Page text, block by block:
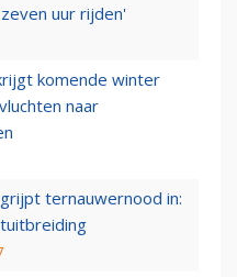
uur rijden'
komende winter
naar
ternauwernood in: